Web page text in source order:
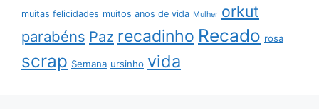
muitas felicidades muitos anos de vida Mulher orkut
parabéns Paz recadinho Recado rosa
scrap Semana ursinho vida